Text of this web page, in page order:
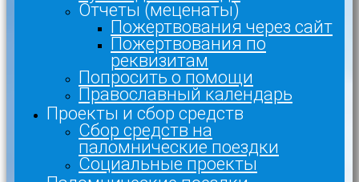
Отчеты (меценаты)
Пожертвования через сайт
Пожертвования по
реквизитам
Попросить о помощи
Православный календарь
Проекты и сбор средств
Сбор средств на
паломнические поездки
Социальные проекты